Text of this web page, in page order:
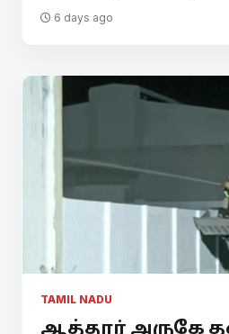
6 days ago
TAMIL NADU
ஆத்தூர் அருகே